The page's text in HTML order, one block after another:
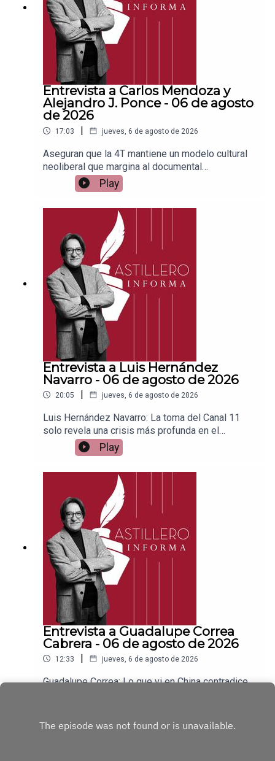
Entrevista a Carlos Mendoza y
Alejandro J. Ponce - 06 de agosto
de 2026
17:03 | jueves, 6 de agosto de 2026
Aseguran que la 4T mantiene un modelo cultural
neoliberal que margina al documental
socialEnlace para apoyar vía
Patreon:https://www.patreon.com/julioastilleroEnl
PayPal:https://www.paypal.me/julioastilleroCuent
a para hacer transferencias a cuenta BBVA a
nombre de Julio Hernández López:
1539408017CLABE: 012 320 01539408017
2Tienda:https://julioastillerotienda.com/
Play
Entrevista a Luis Hernández
Navarro - 06 de agosto de 2026
20:05 | jueves, 6 de agosto de 2026
Luis Hernández Navarro: La toma del Canal 11
solo revela una crisis más profunda en el
IPNEnlace para apoyar vía
Patreon:https://www.patreon.com/julioastilleroEnl
PayPal:https://www.paypal.me/julioastilleroCuent
a para hacer transferencias a cuenta BBVA a
nombre de Julio Hernández López:
1539408017CLABE: 012 320 01539408017
2Tienda:https://julioastillerotienda.com/
Play
Entrevista a Guadalupe Correa
Cabrera - 06 de agosto de 2026
12:33 | jueves, 6 de agosto de 2026
Guadalupe Correa: Lo que vi en China contradice
Patreon:https://www.patreon.com/julioastilleroEnl
ace para hacer donaciones vía